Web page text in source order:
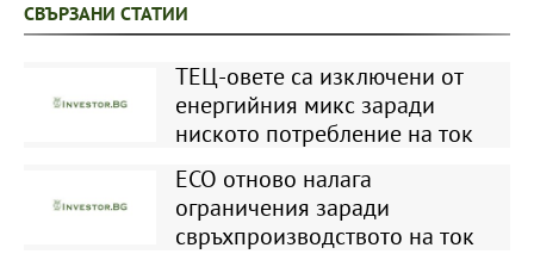
СВЪРЗАНИ СТАТИИ
ТЕЦ-овете са изключени от
енергийния микс заради
ниското потребление на ток
ЕСО отново налага
ограничения заради
свръхпроизводството на ток